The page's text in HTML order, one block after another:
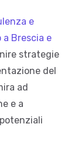
e
Brescia e
strategie
del
ad
e a